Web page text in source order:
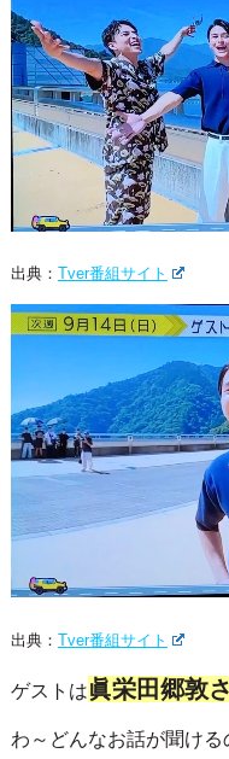
出典： Tver番組サイト
出典： Tver番組サイト
ゲストは眞栄田郷敦
わ～どんなお話が聞ける